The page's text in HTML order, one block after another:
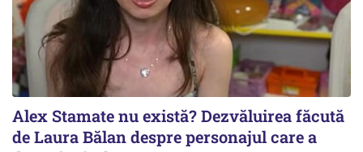
Alex Stamate nu există? Dezvăluirea făcută
de Laura Bălan despre personajul care a